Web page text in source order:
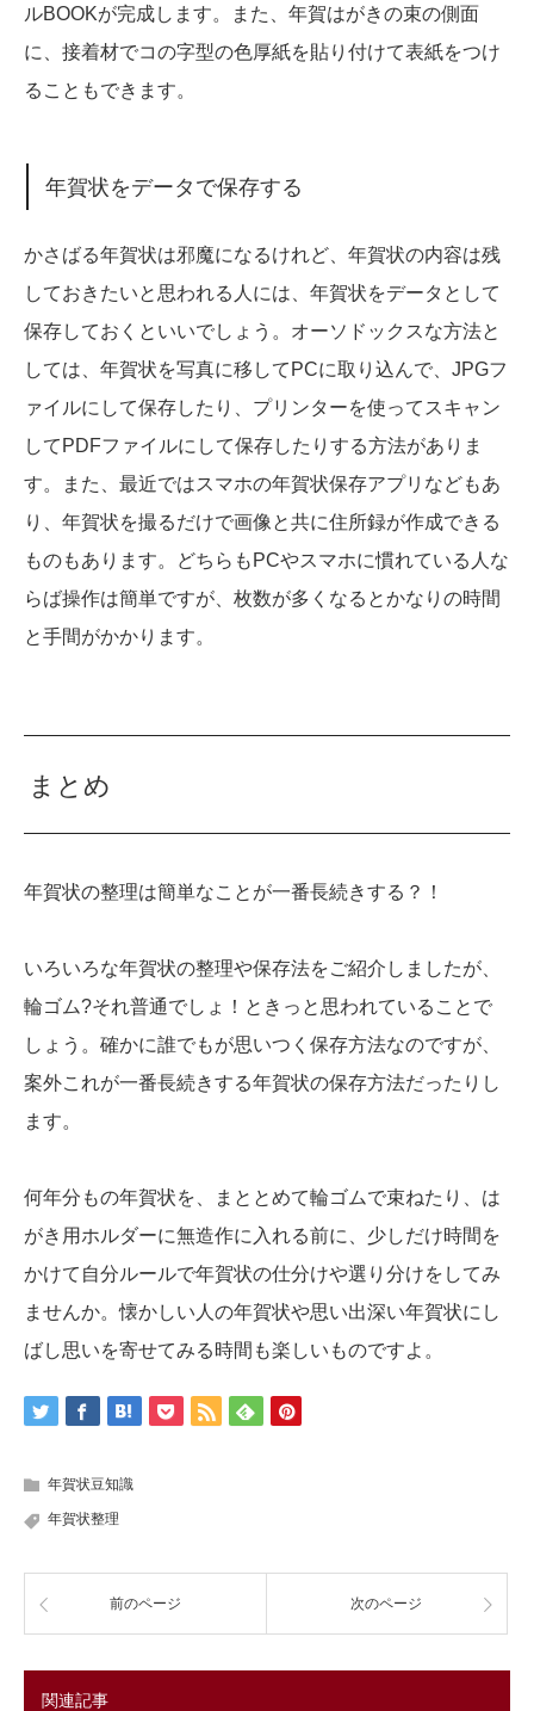
ルBOOKが完成します。また、年賀はがきの束の側面
に、接着材でコの字型の色厚紙を貼り付けて表紙をつけ
ることもできます。
年賀状をデータで保存する
かさばる年賀状は邪魔になるけれど、年賀状の内容は残
しておきたいと思われる人には、年賀状をデータとして
保存しておくといいでしょう。オーソドックスな方法と
しては、年賀状を写真に移してPCに取り込んで、J​PG​フ
ァイルにして保存したり、プリンターを使ってスキャン
してPDFファイルにして保存したりする方法がありま
す。また、最近ではスマホの年賀状保存アプリなどもあ
り、年賀状を撮るだけで画像と共に住所録が作成できる
ものもあります。どちらもPCやスマホに慣れている人な
らば操作は簡単ですが、枚数が多くなるとかなりの時間
と手間がかかります。
まとめ
年賀状の整理は簡単なことが一番長続きする？！
いろいろな年賀状の整理や保存法をご紹介しましたが、
輪ゴム?それ普通でしょ！ときっと思われていることで
しょう。確かに誰でもが思いつく保存方法なのですが、
案外これが一番長続きする年賀状の保存方法だったりし
ます。
何年分もの年賀状を、まととめて輪ゴムで束ねたり、は
がき用ホルダーに無造作に入れる前に、少しだけ時間を
かけて自分ルールで年賀状の仕分けや選り分けをしてみ
ませんか。懐かしい人の年賀状や思い出深い年賀状にし
ばし思いを寄せてみる時間も楽しいものですよ。
年賀状豆知識
年賀状整理
前のページ 次のページ
関連記事